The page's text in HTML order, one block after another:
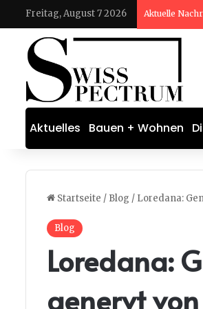
Freitag, August 7 2026 Aktuelle
Aktuelles Bauen + Wohnen
Startseite / Blog / Loredana:
Blog
Loredana:
genervt